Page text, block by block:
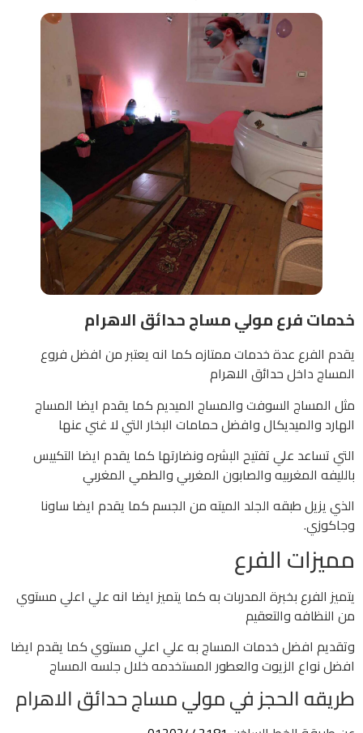
خدمات فرع مولي مساج حدائق الاهرام
يقدم الفرع عدة خدمات ممتازه كما انه يعتبر من افضل فروع
المساج داخل حدائق الاهرام
مثل المساج السوفت والمساج الميديم كما يقدم ايضا المساج
الهارد والميديكال وافضل حمامات البخار التي لا غني عنها
التي تساعد علي تفتيح البشره ونضارتها كما يقدم ايضا التكييس
بالليفه المغربيه والصابون المغربي والطمي المغربي
الذي يزيل طبقه الجلد الميته من الجسم كما يقدم ايضا ساونا
وجاكوزي.
مميزات الفرع
يتميز الفرع بخبرة المدربات به كما يتميز ايضا انه علي اعلي مستوي
من النظافه والتعقيم
وتقديم افضل خدمات المساج به علي اعلي مستوي كما يقدم ايضا
افضل نواع الزيوت والعطور المستخدمه خلال جلسه المساج
طريقه الحجز في مولي مساج حدائق الاهرام